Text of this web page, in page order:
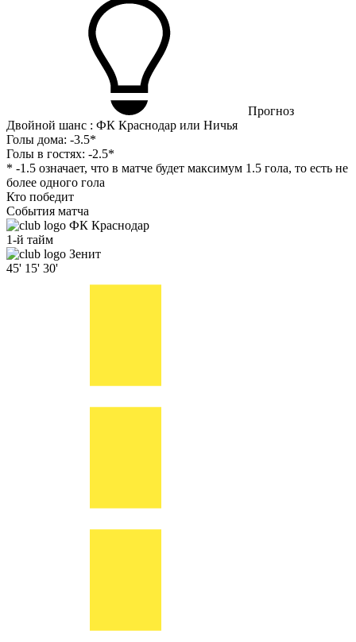
Прогноз
Двойной шанс : ФК Краснодар или Ничья
Голы дома: -3.5*
Голы в гостях: -2.5*
* -1.5 означает, что в матче будет максимум 1.5 гола, то есть не
более одного гола
Кто победит
События матча
ФК Краснодар
1-й тайм
Зенит
45' 15' 30'